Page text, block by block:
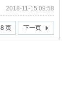
2018-11-15 09:58
页 下一页